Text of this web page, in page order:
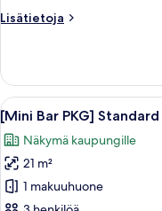
Mini
included)
kuvat
Lisätietoja
Lisätietoja
PKG]
Standard
Double
+
Mini
Bar
(Beer
included)
Avaa
kaikki
huonetyypin
[Mini
Bar
8
[Mini Bar PKG]
Näkymä kaupungille
21 m²
1 makuuhuone